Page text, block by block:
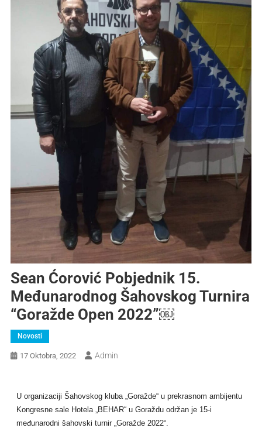
Sean Ćorović Pobjednik 15.
Međunarodnog Šahovskog Turnira
“Goražde Open 2022”￼
Novosti
17 Oktobra, 2022 Admin
U organizaciji Šahovskog kluba „Goražde“ u prekrasnom ambijentu
Kongresne sale Hotela „BEHAR“ u Goraždu održan je 15-i
međunarodni šahovski turnir „Goražde 2022“.